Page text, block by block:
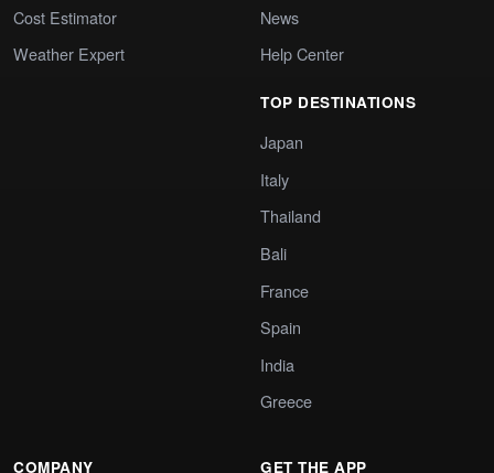
Cost Estimator
Weather Expert
News
Help Center
TOP DESTINATIONS
Japan
Italy
Thailand
Bali
France
Spain
India
Greece
COMPANY GET THE APP